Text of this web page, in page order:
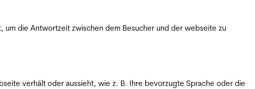
die Antwortzeit zwischen dem Besucher und der webseite zu
verhält oder aussieht, wie z. B. Ihre bevorzugte Sprache oder die